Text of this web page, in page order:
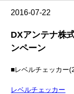
2016-07-22
DXアンテナ株
ンペーン
■レベルチェッカー
レベルチェッカー